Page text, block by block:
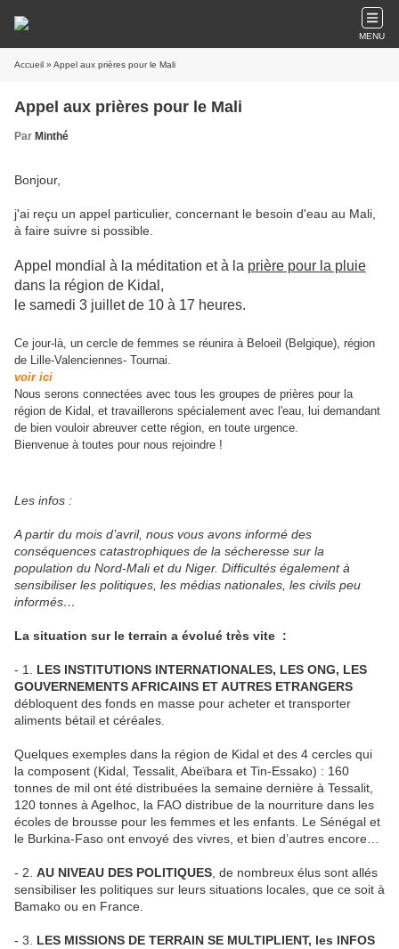
MENU
Accueil » Appel aux prières pour le Mali
Appel aux prières pour le Mali
Par Minthé
Bonjour,
j'ai reçu un appel particulier, concernant le besoin d'eau au Mali,
à faire suivre si possible.
Appel mondial à la méditation et à la prière pour la pluie
dans la région de Kidal,
le samedi 3 juillet de 10 à 17 heures.
Ce jour-là, un cercle de femmes se réunira à Beloeil (Belgique), région
de Lille-Valenciennes- Tournai.
voir ici
Nous serons connectées avec tous les groupes de prières pour la
région de Kidal, et travaillerons spécialement avec l'eau, lui demandant
de bien vouloir abreuver cette région, en toute urgence.
Bienvenue à toutes pour nous rejoindre !
Les infos :
A partir du mois d’avril, nous vous avons informé des
conséquences catastrophiques de la sécheresse sur la
population du Nord-Mali et du Niger. Difficultés également à
sensibiliser les politiques, les médias nationales, les civils peu
informés…
La situation sur le terrain a évolué très vite :
- 1. LES INSTITUTIONS INTERNATIONALES, LES ONG, LES
GOUVERNEMENTS AFRICAINS ET AUTRES ETRANGERS
débloquent des fonds en masse pour acheter et transporter
aliments bétail et céréales.
Quelques exemples dans la région de Kidal et des 4 cercles qui
la composent (Kidal, Tessalit, Abeïbara et Tin-Essako) : 160
tonnes de mil ont été distribuées la semaine dernière à Tessalit,
120 tonnes à Agelhoc, la FAO distribue de la nourriture dans les
écoles de brousse pour les femmes et les enfants. Le Sénégal et
le Burkina-Faso ont envoyé des vivres, et bien d’autres encore…
- 2. AU NIVEAU DES POLITIQUES , de nombreux élus sont allés
sensibiliser les politiques sur leurs situations locales, que ce soit à
Bamako ou en France.
- 3. LES MISSIONS DE TERRAIN SE MULTIPLIENT, les INFOS